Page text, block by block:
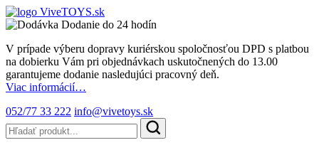
Dodanie do 24 hodín
V prípade výberu dopravy kuriérskou spoločnosťou DPD s platbou
na dobierku Vám pri objednávkach uskutočnených do 13.00
garantujeme dodanie nasledujúci pracovný deň.
Viac informácií…
052/77 33 222 info@vivetoys.sk